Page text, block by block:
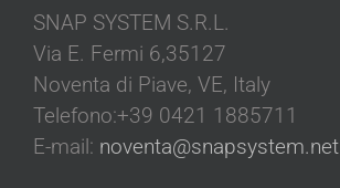
SNAP SYSTEM S.R.L.
Via E. Fermi 6,35127
Noventa di Piave, VE, Italy
Telefono:+39 0421 1885711
E-mail: noventa@snapsystem.net